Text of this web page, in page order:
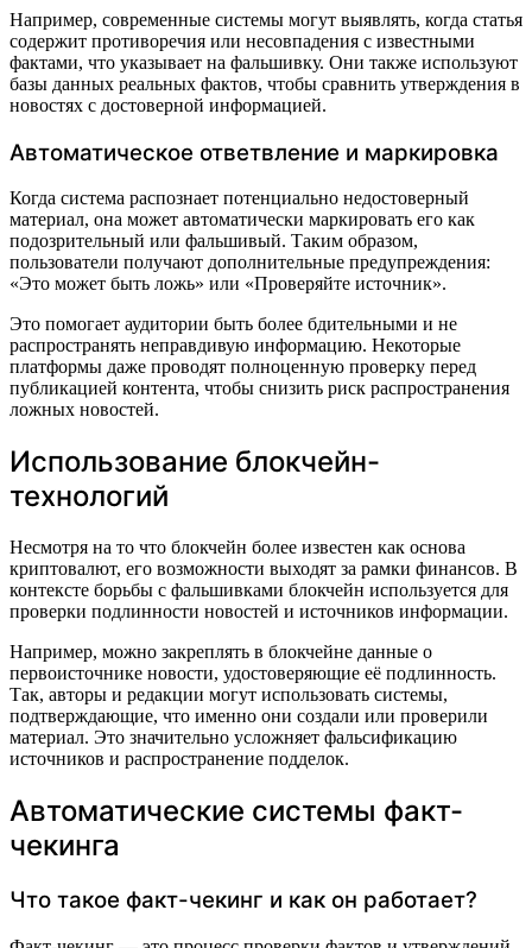
Например, современные системы могут выявлять, когда статья
содержит противоречия или несовпадения с известными
фактами, что указывает на фальшивку. Они также используют
базы данных реальных фактов, чтобы сравнить утверждения в
новостях с достоверной информацией.
Автоматическое ответвление и маркировка
Когда система распознает потенциально недостоверный
материал, она может автоматически маркировать его как
подозрительный или фальшивый. Таким образом,
пользователи получают дополнительные предупреждения:
«Это может быть ложь» или «Проверяйте источник».
Это помогает аудитории быть более бдительными и не
распространять неправдивую информацию. Некоторые
платформы даже проводят полноценную проверку перед
публикацией контента, чтобы снизить риск распространения
ложных новостей.
Использование блокчейн-
технологий
Несмотря на то что блокчейн более известен как основа
криптовалют, его возможности выходят за рамки финансов. В
контексте борьбы с фальшивками блокчейн используется для
проверки подлинности новостей и источников информации.
Например, можно закреплять в блокчейне данные о
первоисточнике новости, удостоверяющие её подлинность.
Так, авторы и редакции могут использовать системы,
подтверждающие, что именно они создали или проверили
материал. Это значительно усложняет фальсификацию
источников и распространение подделок.
Автоматические системы факт-
чекинга
Что такое факт-чекинг и как он работает?